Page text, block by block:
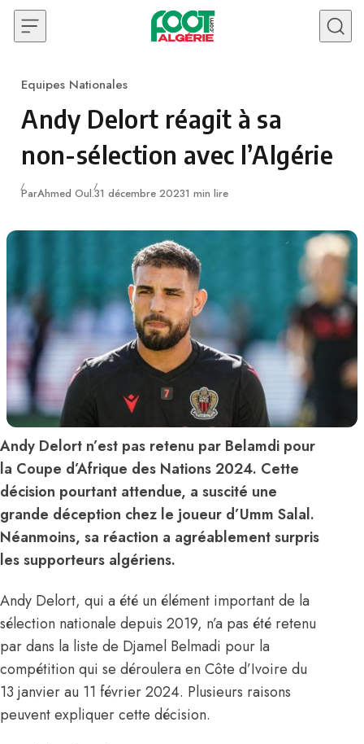
Skip to content
Category
Equipes Nationales
Andy Delort réagit à sa
non-sélection avec l’Algérie
ParAhmed Oul.Publié
31 décembre 20231 min lire
Andy Delort n’est pas retenu par Belamdi pour
la Coupe d’Afrique des Nations 2024. Cette
décision pourtant attendue, a suscité une
grande déception chez le joueur d’Umm Salal.
Néanmoins, sa réaction a agréablement surpris
les supporteurs algériens.
Andy Delort, qui a été un élément important de la
sélection nationale depuis 2019, n’a pas été retenu
par dans la liste de Djamel Belmadi pour la
compétition qui se déroulera en Côte d’Ivoire du
13 janvier au 11 février 2024. Plusieurs raisons
peuvent expliquer cette décision.